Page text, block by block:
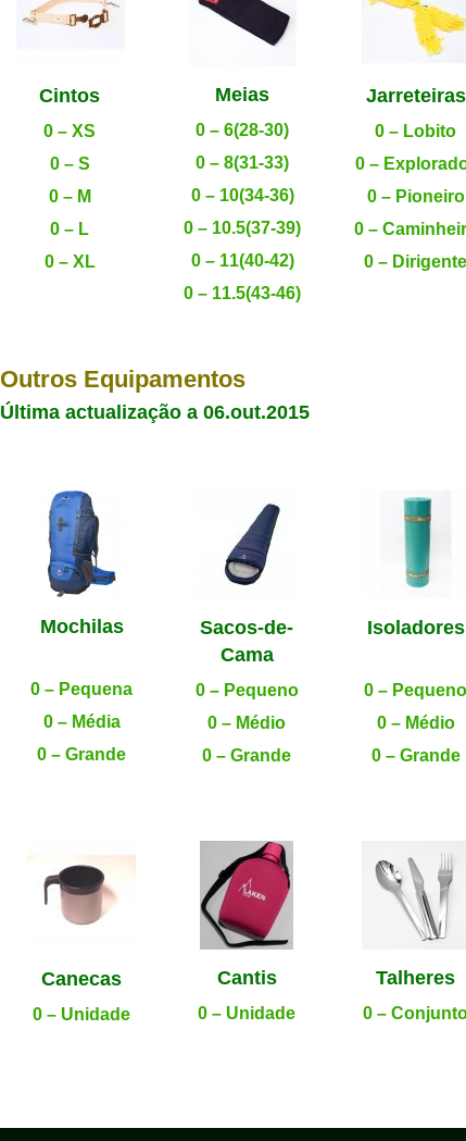
Cintos
0 – XS
0 – S
0 – M
0 – L
0 – XL
Meias
0 – 6(28-30)
0 – 8(31-33)
0 – 10(34-36)
0 – 10.5(37-39)
0 – 11(40-42)
0 – 11.5(43-46)
Jarreteiras
0 – Lobito
0 –
0 – Pioneiro
0 –
0 – Dirigente
Outros Equipamentos
Última actualização a 06.out.2015
Mochilas
0 – Pequena
0 – Média
0 – Grande
Sacos-de-
Cama
0 – Pequeno
0 – Médio
0 – Grande
Isoladores
0 – Pequeno
0 – Médio
0 – Grande
Canecas
0 – Unidade
Cantis
0 – Unidade
Talheres
0 –